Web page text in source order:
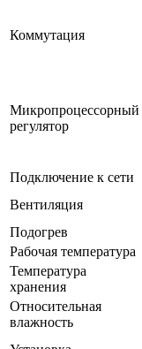
Коммутация
Микропроцессорный
регулятор
Подключение к сети
Вентиляция
Подогрев
Рабочая температура
Температура
хранения
Относительная
влажность